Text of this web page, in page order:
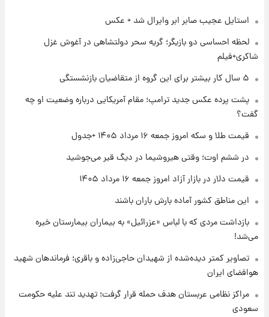
۱ روز پیش
شد؛ تیکدری، محبی و سرگیف با اعداد ویژه
۱ روز پیش
شد+فیلم
۱ روز پیش
امروز پنجشنبه ۱۵ مرداد ۱۴۰۵ +جدول
قیمت طلا و سکه امروز پنجشنبه ۱۵ مرداد ۱۴۰۵
شارژ جدید کالابرگ برای سه دهک؛ جزئیات اعلام
استایل عجیب صابر ابر وایرال شد + عکس
لحظه احساسی دو بازیگر؛ گریه سحر دولتشاهی در آغوش غزل
شاکری+فیلم
۵ سال کار بیشتر برای این گروه از متقاضیان بازنشستگی
پشت پرده عکس جدید ترامپ؛ مقام آمریکایی درباره وضعیت او چه
گفت؟
قیمت طلا و سکه امروز جمعه ۱۶ مرداد ۱۴۰۵ +جدول
در ششم اوت؛ وقتی هیروشیما در دیگ قیر می‌جوشید
قیمت دلار در بازار آزاد امروز جمعه ۱۶ مرداد ۱۴۰۵
این مناطق کشور آماده بارش باران باشند
بازداشت مردی که با لباس «عزرائیل» به بیماران بیمارستان خیره
می‌شد!
تصاویر کمتر دیده‌شده از شهیدان حاجی‌زاده و باقری؛ فرماندهان شهید
هوافضای ایران
مراکز نظامی عربستان هدف حمله قرار گرفت؛ تهدید تند علیه حکومت
سعودی